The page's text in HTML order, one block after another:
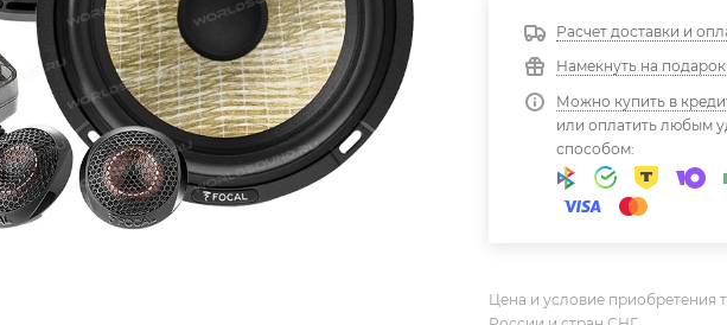
Расчет доставки и
Намекнуть на подарок
Можно купить в
или оплатить любым
способом:
Цена и условие приобретения